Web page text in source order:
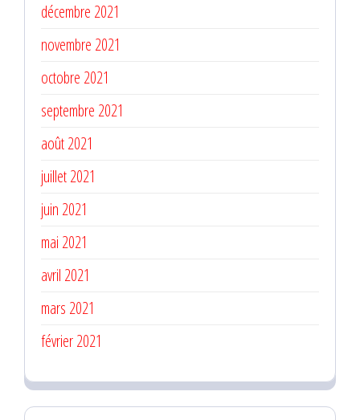
décembre 2021
novembre 2021
octobre 2021
septembre 2021
août 2021
juillet 2021
juin 2021
mai 2021
avril 2021
mars 2021
février 2021